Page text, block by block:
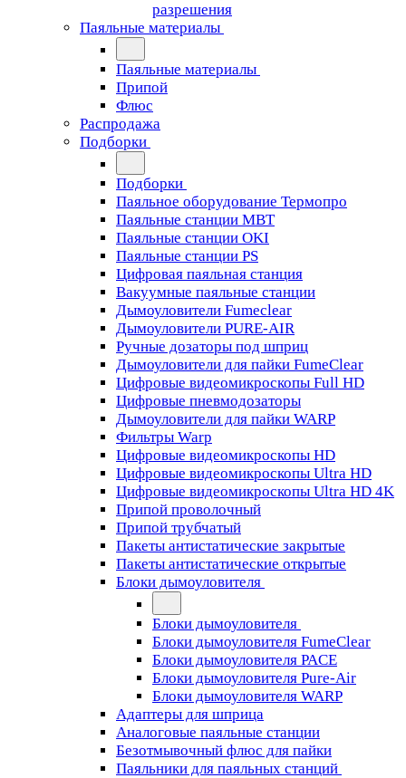
разрешения
Паяльные материалы
Паяльные материалы
Припой
Флюс
Распродажа
Подборки
Подборки
Паяльное оборудование Термопро
Паяльные станции MBT
Паяльные станции OKI
Паяльные станции PS
Цифровая паяльная станция
Вакуумные паяльные станции
Дымоуловители Fumeclear
Дымоуловители PURE-AIR
Ручные дозаторы под шприц
Дымоуловители для пайки FumeClear
Цифровые видеомикроскопы Full HD
Цифровые пневмодозаторы
Дымоуловители для пайки WARP
Фильтры Warp
Цифровые видеомикроскопы HD
Цифровые видеомикроскопы Ultra HD
Цифровые видеомикроскопы Ultra HD 4K
Припой проволочный
Припой трубчатый
Пакеты антистатические закрытые
Пакеты антистатические открытые
Блоки дымоуловителя
Блоки дымоуловителя
Блоки дымоуловителя FumeClear
Блоки дымоуловителя PACE
Блоки дымоуловителя Pure-Air
Блоки дымоуловителя WARP
Адаптеры для шприца
Аналоговые паяльные станции
Безотмывочный флюс для пайки
Паяльники для паяльных станций